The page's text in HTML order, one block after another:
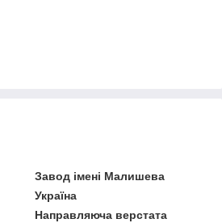
Завод імені Малишева
Україна
Направляюча верстата